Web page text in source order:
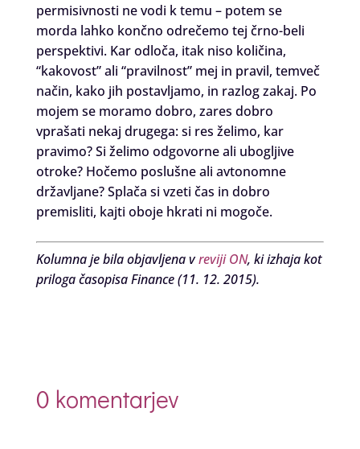
permisivnosti ne vodi k temu – potem se
morda lahko končno odrečemo tej črno-beli
perspektivi. Kar odloča, itak niso količina,
“kakovost” ali “pravilnost” mej in pravil, temveč
način, kako jih postavljamo, in razlog zakaj. Po
mojem se moramo dobro, zares dobro
vprašati nekaj drugega: si res želimo, kar
pravimo? Si želimo odgovorne ali ubogljive
otroke? Hočemo poslušne ali avtonomne
državljane? Splača si vzeti čas in dobro
premisliti, kajti oboje hkrati ni mogoče.
Kolumna je bila objavljena vreviji ON, ki izhaja kot
priloga časopisa Finance (11. 12. 2015).
0 komentarjev